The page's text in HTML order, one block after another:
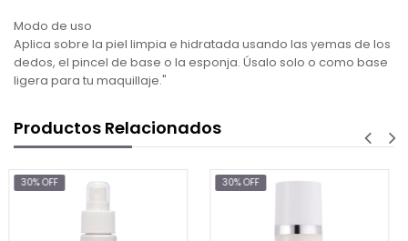
Modo de uso
Aplica sobre la piel limpia e hidratada usando las yemas de los
dedos, el pincel de base o la esponja. Úsalo solo o como base
ligera para tu maquillaje."
Productos Relacionados